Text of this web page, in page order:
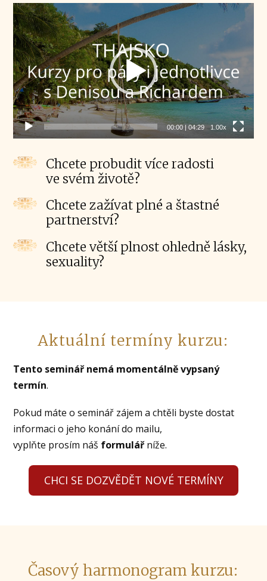
Video
přehrávač
00:00| 04:29 1.00x
Chcete probudit více radosti
ve svém životě?
Chcete zažívat plné a štastné
partnerství?
Chcete větší plnost ohledně lásky,
sexuality?
Aktuální termíny kurzu:
Tento seminář nemá momentálně vypsaný
termín.
Pokud máte o seminář zájem a chtěli byste dostat
informaci o jeho konání do mailu,
vyplňte prosím náš formulářníže.
CHCI SE DOZVĚDĚT NOVÉ TERMÍNY
Časový harmonogram kurzu: